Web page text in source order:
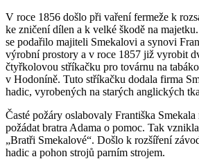
V roce 1856 došlo při vaření fermeže k
ke zničení dílen a k velké škodě na
se podařilo majiteli Smekalovi a synovi
výrobní prostory a v roce 1857 již vyrobit
čtyřkolovou stříkačku pro továrnu na
v Hodoníně. Tuto stříkačku dodala firma
hadic, vyrobených na starých anglických
Časté požáry oslabovaly Františka
požádat bratra Adama o pomoc. Tak
„Bratři Smekalové“. Došlo k rozšíření
hadic a pohon strojů parním strojem.